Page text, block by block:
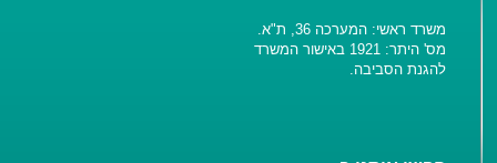
משרד ראשי: המערכה 36, ת"א.
מס' היתר: 1921 באישור המשרד
להגנת הסביבה.